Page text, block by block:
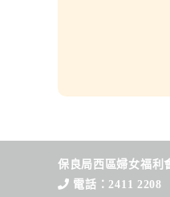
保良局西區婦女福利
電話：2411